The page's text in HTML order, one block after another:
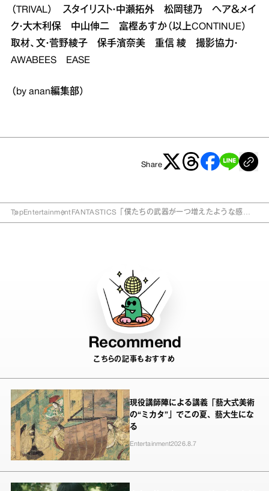
（TRIVAL） スタイリスト・中瀬拓外 松岡毬乃 ヘア＆メイ
ク・大木利保 中山伸二 富樫あすか（以上CONTINUE）
取材、文・菅野綾子 保手濱奈美 重信 綾 撮影協力・
AWABEES EASE
（by anan編集部）
Share
TopEntertainment FANTASTICS「僕たちの武器が一つ増えたような感
Recommend
こちらの記事もおすすめ
現役講師陣による講義「藝大式美術
の“ミカタ”」でこの夏、藝大生にな
る
Entertainment2026.8.7